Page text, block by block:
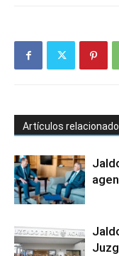
Artículos